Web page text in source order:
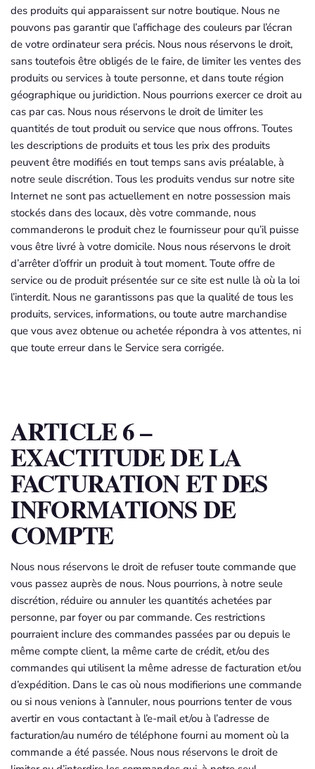
des produits qui apparaissent sur notre boutique. Nous ne
pouvons pas garantir que l’affichage des couleurs par l’écran
de votre ordinateur sera précis. Nous nous réservons le droit,
sans toutefois être obligés de le faire, de limiter les ventes des
produits ou services à toute personne, et dans toute région
géographique ou juridiction. Nous pourrions exercer ce droit au
cas par cas. Nous nous réservons le droit de limiter les
quantités de tout produit ou service que nous offrons. Toutes
les descriptions de produits et tous les prix des produits
peuvent être modifiés en tout temps sans avis préalable, à
notre seule discrétion. Tous les produits vendus sur notre site
Internet ne sont pas actuellement en notre possession mais
stockés dans des locaux, dès votre commande, nous
commanderons le produit chez le fournisseur pour qu’il puisse
vous être livré à votre domicile. Nous nous réservons le droit
d’arrêter d’offrir un produit à tout moment. Toute offre de
service ou de produit présentée sur ce site est nulle là où la loi
l’interdit. Nous ne garantissons pas que la qualité de tous les
produits, services, informations, ou toute autre marchandise
que vous avez obtenue ou achetée répondra à vos attentes, ni
que toute erreur dans le Service sera corrigée.
ARTICLE 6 –
EXACTITUDE DE LA
FACTURATION ET DES
INFORMATIONS DE
COMPTE
Nous nous réservons le droit de refuser toute commande que
vous passez auprès de nous. Nous pourrions, à notre seule
discrétion, réduire ou annuler les quantités achetées par
personne, par foyer ou par commande. Ces restrictions
pourraient inclure des commandes passées par ou depuis le
même compte client, la même carte de crédit, et/ou des
commandes qui utilisent la même adresse de facturation et/ou
d’expédition. Dans le cas où nous modifierions une commande
ou si nous venions à l’annuler, nous pourrions tenter de vous
avertir en vous contactant à l’e-mail et/ou à l’adresse de
facturation/au numéro de téléphone fourni au moment où la
commande a été passée. Nous nous réservons le droit de